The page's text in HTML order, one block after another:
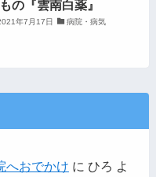
の『雲南白薬』
年7月17日 病院・病気
へおでかけ に ひろ よ